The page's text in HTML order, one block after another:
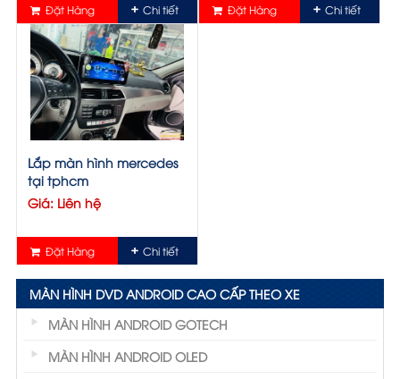
Đặt Hàng Chi tiết Đặt Hàng Chi tiết
Lắp màn hình mercedes
tại tphcm
Giá: Liên hệ
Đặt Hàng Chi tiết
MÀN HÌNH DVD ANDROID CAO CẤP THEO XE
MÀN HÌNH ANDROID GOTECH
MÀN HÌNH ANDROID OLED